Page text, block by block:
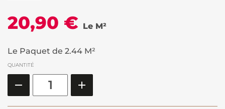
20,90 € Le M²
Le Paquet de 2.44 M²
QUANTITÉ